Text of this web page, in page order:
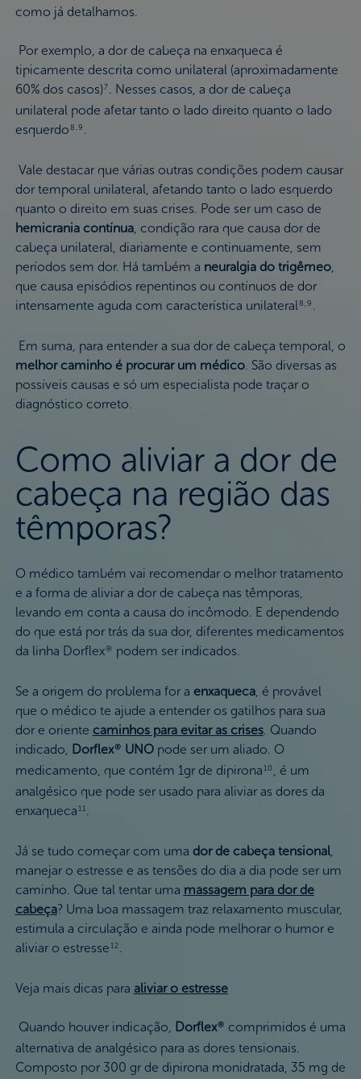
como já detalhamos.
Por exemplo, a dor de cabeça na enxaqueca é
tipicamente descrita como unilateral (aproximadamente
60% dos casos)7. Nesses casos, a dor de cabeça
unilateral pode afetar tanto o lado direito quanto o lado
esquerdo8,9 .
Vale destacar que várias outras condições podem causar
dor temporal unilateral, afetando tanto o lado esquerdo
quanto o direito em suas crises. Pode ser um caso de
hemicrania contínua, condição rara que causa dor de
cabeça unilateral, diariamente e continuamente, sem
períodos sem dor. Há também a neuralgia do trigêmeo,
que causa episódios repentinos ou contínuos de dor
intensamente aguda com característica unilateral8,9 .
Em suma, para entender a sua dor de cabeça temporal, o
melhor caminho é procurar um médico. São diversas as
possíveis causas e só um especialista pode traçar o
diagnóstico correto.
Como aliviar a dor de
cabeça na região das
têmporas?
O médico também vai recomendar o melhor tratamento
e a forma de aliviar a dor de cabeça nas têmporas,
levando em conta a causa do incômodo. E dependendo
do que está por trás da sua dor, diferentes medicamentos
da linha Dorflex® podem ser indicados.
Se a origem do problema for a enxaqueca, é provável
que o médico te ajude a entender os gatilhos para sua
dor e oriente caminhos para evitar as crises. Quando
indicado, Dorflex® UNOpode ser um aliado. O
medicamento, que contém 1gr de dipirona10, é um
analgésico que pode ser usado para aliviar as dores da
enxaqueca11.
Já se tudo começar com uma dor de cabeça tensional,
manejar o estresse e as tensões do dia a dia pode ser um
caminho. Que tal tentar uma massagem para dor de
cabeça? Uma boa massagem traz relaxamento muscular,
estimula a circulação e ainda pode melhorar o humor e
aliviar o estresse12.
Veja mais dicas para aliviar o estresse
Quando houver indicação, Dorflex® comprimidos é uma
alternativa de analgésico para as dores tensionais.
Composto por 300 gr de dipirona monidratada, 35 mg de